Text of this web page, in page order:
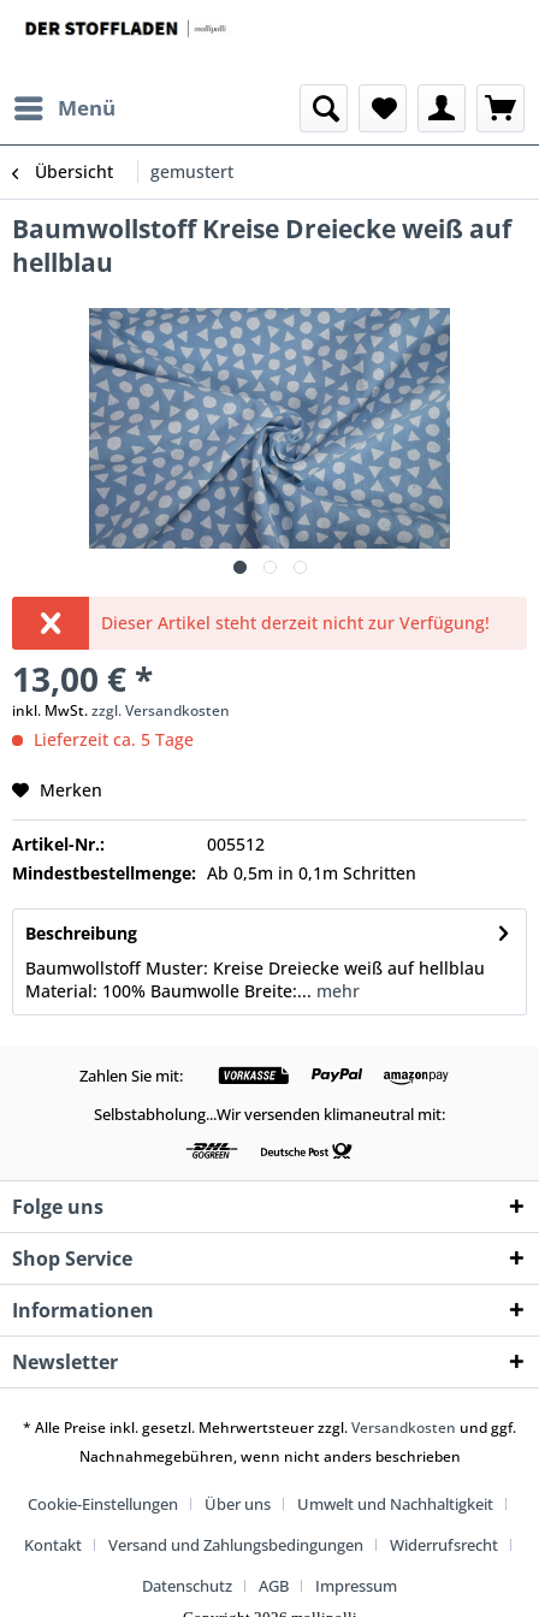
Menü
Übersicht gemustert
Baumwollstoff Kreise Dreiecke weiß auf
hellblau
Dieser Artikel steht derzeit nicht zur Verfügung!
13,00 € *
inkl. MwSt.zzgl. Versandkosten
Lieferzeit ca. 5 Tage
Merken
Artikel-Nr.:
005512
Mindestbestellmenge: Ab 0,5m in 0,1m Schritten
Beschreibung
Baumwollstoff Muster: Kreise Dreiecke weiß auf hellblau
Material: 100% Baumwolle Breite:... mehr
Zahlen Sie mit:
Selbstabholung...Wir versenden klimaneutral mit:
Folge uns
Shop Service
Informationen
Newsletter
* Alle Preise inkl. gesetzl. Mehrwertsteuer zzgl.Versandkosten und ggf.
Nachnahmegebühren, wenn nicht anders beschrieben
Cookie-Einstellungen Über uns
Umwelt und Nachhaltigkeit
Kontakt
Versand und Zahlungsbedingungen
Widerrufsrecht
Datenschutz
AGB Impressum